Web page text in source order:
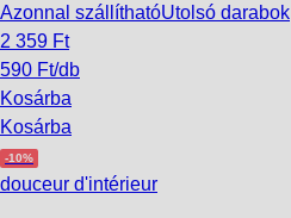
Azonnal szállíthatóUtolsó darabok
2 359 Ft
590 Ft/db
Kosárba
Kosárba
-10%
douceur d'intérieur